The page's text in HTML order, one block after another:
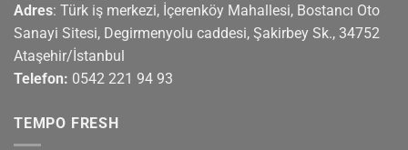
Adres: Türk iş merkezi, İçerenköy Mahallesi, Bostancı Oto
Sanayi Sitesi, Degirmenyolu caddesi, Şakirbey Sk., 34752
Ataşehir/İstanbul
Telefon: 0542 221 94 93
TEMPO FRESH